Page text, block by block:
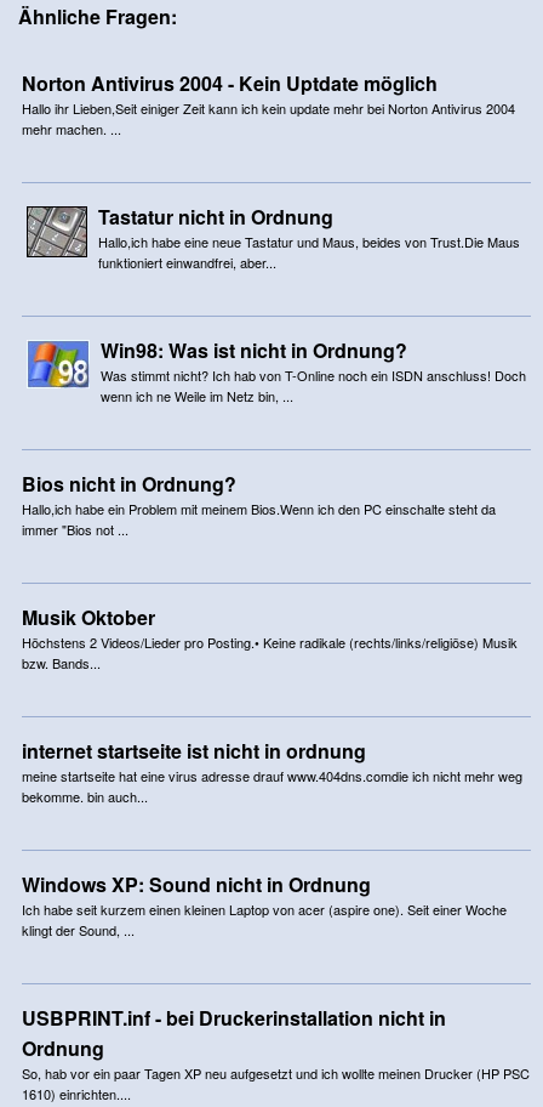
Ähnliche Fragen:
Norton Antivirus 2004 - Kein Uptdate möglich
Hallo ihr Lieben,Seit einiger Zeit kann ich kein update mehr bei Norton Antivirus 2004
mehr machen. ...
Tastatur nicht in Ordnung
Hallo,ich habe eine neue Tastatur und Maus, beides von Trust.Die Maus
funktioniert einwandfrei, aber...
Win98: Was ist nicht in Ordnung?
Was stimmt nicht? Ich hab von T-Online noch ein ISDN anschluss! Doch
wenn ich ne Weile im Netz bin, ...
Bios nicht in Ordnung?
Hallo,ich habe ein Problem mit meinem Bios.Wenn ich den PC einschalte steht da
immer "Bios not ...
Musik Oktober
Höchstens 2 Videos/Lieder pro Posting.• Keine radikale (rechts/links/religiöse) Musik
bzw. Bands...
internet startseite ist nicht in ordnung
meine startseite hat eine virus adresse drauf www.404dns.comdie ich nicht mehr weg
bekomme. bin auch...
Windows XP: Sound nicht in Ordnung
Ich habe seit kurzem einen kleinen Laptop von acer (aspire one). Seit einer Woche
klingt der Sound, ...
USBPRINT.inf - bei Druckerinstallation nicht in
Ordnung
So, hab vor ein paar Tagen XP neu aufgesetzt und ich wollte meinen Drucker (HP PSC
1610) einrichten....